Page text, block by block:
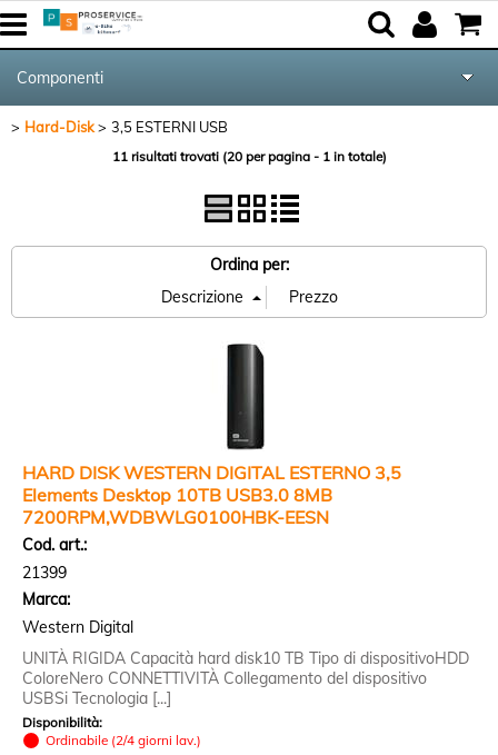
Tutte le Categorie
Componenti
Networking & Com.
Hard-Disk 3,5 ESTERNI USB
11 risultati trovati (20 per pagina - 1 in totale)
Ordina per:
HARD DISK WESTERN DIGITAL ESTERNO 3,5
Elements Desktop 10TB USB3.0 8MB
7200RPM,WDBWLG0100HBK-EESN
Cod. art.:
21399
Marca:
Western Digital
UNITÀ RIGIDA Capacità hard disk10 TB Tipo di dispositivoHDD
ColoreNero CONNETTIVITÀ Collegamento del dispositivo
USBSi Tecnologia [...]
Disponibilità:
Ordinabile (2/4 giorni lav.)